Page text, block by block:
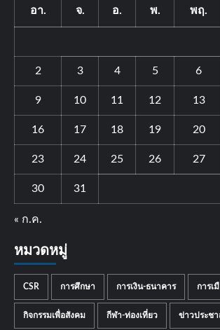
อา. จ. อ. พ. พฤ.
2 3 4 5 6
9 10 11 12 13
16 17 18 19 20
23 24 25 26 27
30 31
« ก.ค.
หมวดหมู่
CSR การศึกษา การเงิน-ธนาคาร การเ
กิจกรรมเพื่อสังคม กีฬา-ท่องเที่ยว ข่าวประช